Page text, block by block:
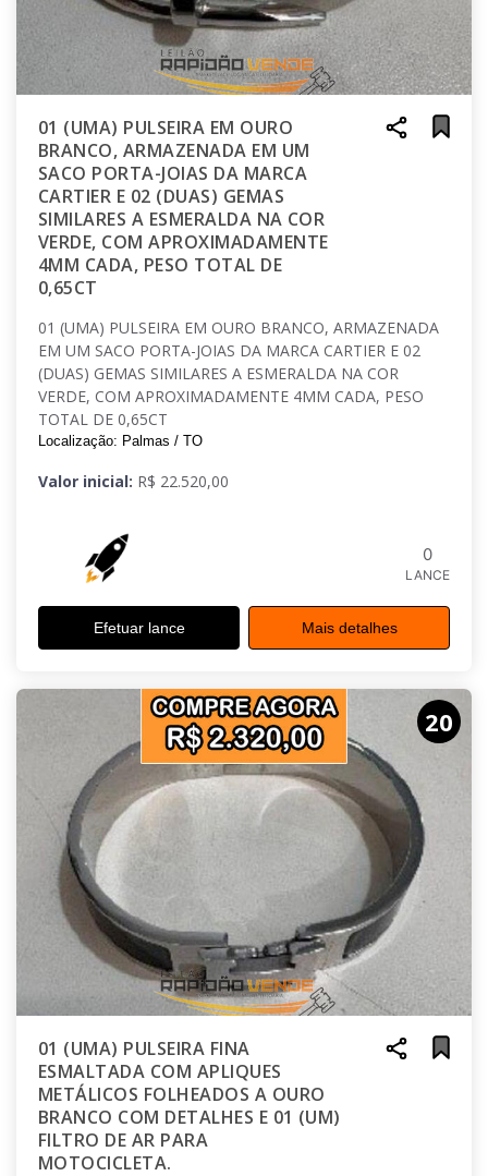
01 (UMA) PULSEIRA EM OURO
BRANCO, ARMAZENADA EM UM
SACO PORTA-JOIAS DA MARCA
CARTIER E 02 (DUAS) GEMAS
SIMILARES A ESMERALDA NA COR
VERDE, COM APROXIMADAMENTE
4MM CADA, PESO TOTAL DE
0,65CT
01 (UMA) PULSEIRA EM OURO BRANCO, ARMAZENADA
EM UM SACO PORTA-JOIAS DA MARCA CARTIER E 02
(DUAS) GEMAS SIMILARES A ESMERALDA NA COR
VERDE, COM APROXIMADAMENTE 4MM CADA, PESO
TOTAL DE 0,65CT
Localização: Palmas / TO
Valor inicial: R$ 22.520,00
0
LANCE
Efetuar lance Mais detalhes
20
01 (UMA) PULSEIRA FINA
ESMALTADA COM APLIQUES
METÁLICOS FOLHEADOS A OURO
BRANCO COM DETALHES E 01 (UM)
FILTRO DE AR PARA
MOTOCICLETA.